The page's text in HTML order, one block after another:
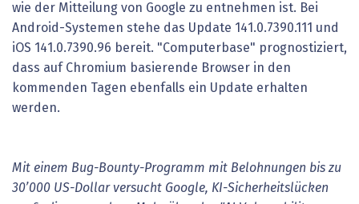
wie der Mitteilung von Google zu entnehmen ist. Bei
Android-Systemen stehe das Update 141.0.7390.111 und
iOS 141.0.7390.96 bereit. "Computerbase" prognostiziert,
dass auf Chromium basierende Browser in den
kommenden Tagen ebenfalls ein Update erhalten
werden.
Mit einem Bug-Bounty-Programm mit Belohnungen bis zu
30’000 US-Dollar versucht Google, KI-Sicherheitslücken